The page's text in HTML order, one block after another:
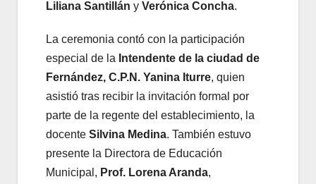
Liliana Santillán y Verónica Concha.
La ceremonia contó con la participación
especial de la Intendente de la ciudad de
Fernández, C.P.N. Yanina Iturre, quien
asistió tras recibir la invitación formal por
parte de la regente del establecimiento, la
docente Silvina Medina. También estuvo
presente la Directora de Educación
Municipal, Prof. Lorena Aranda,